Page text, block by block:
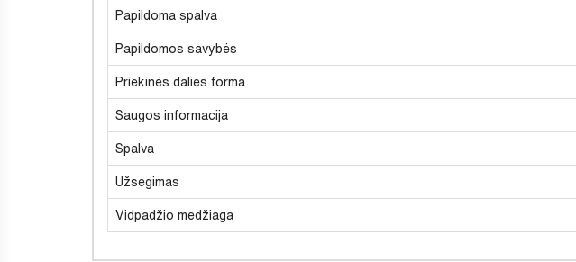
Papildoma spalva
Papildomos savybės
Priekinės dalies forma
Saugos informacija
Spalva
Užsegimas
Vidpadžio medžiaga